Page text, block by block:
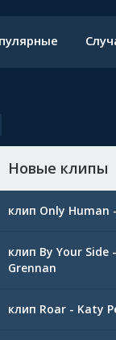
Новые клипы
клип Only Human
клип By Your Side
Grennan
клип Roar - Katy